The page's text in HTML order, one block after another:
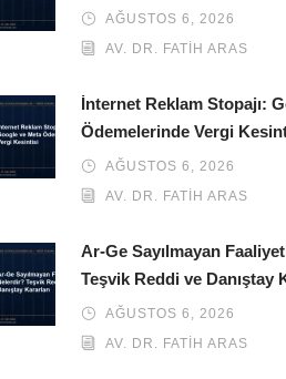
AĞUSTOS 6, 2026
AV. DR. FATIH ARAS
İnternet Reklam Stopajı:
Ödemelerinde Vergi
AĞUSTOS 6, 2026
AV. DR. FATIH ARAS
Ar-Ge Sayılmayan
Teşvik Reddi ve Danıştay
AĞUSTOS 6, 2026
AV. DR. FATIH ARAS